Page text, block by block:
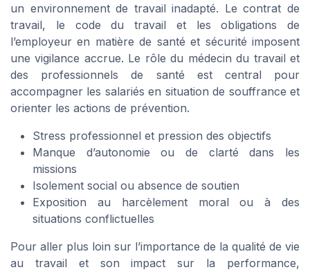
un environnement de travail inadapté. Le contrat de
travail, le code du travail et les obligations de
l’employeur en matière de santé et sécurité imposent
une vigilance accrue. Le rôle du médecin du travail et
des professionnels de santé est central pour
accompagner les salariés en situation de souffrance et
orienter les actions de prévention.
Stress professionnel et pression des objectifs
Manque d’autonomie ou de clarté dans les
missions
Isolement social ou absence de soutien
Exposition au harcèlement moral ou à des
situations conflictuelles
Pour aller plus loin sur l’importance de la qualité de vie
au travail et son impact sur la performance,